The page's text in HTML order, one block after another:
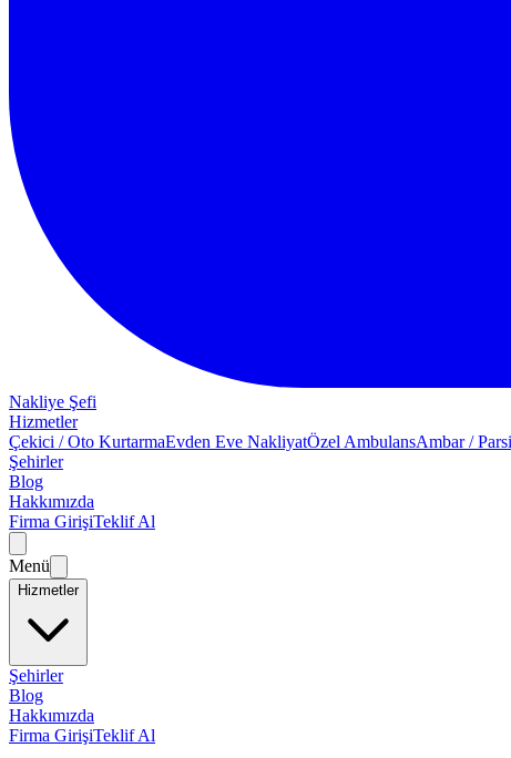
Nakliye Şefi
Hizmetler
Çekici / Oto KurtarmaEvden Eve NakliyatÖzel AmbulansAmbar /
Şehirler
Blog
Hakkımızda
Firma GirişiTeklif Al
Menü
Hizmetler
Şehirler
Blog
Hakkımızda
Firma GirişiTeklif Al